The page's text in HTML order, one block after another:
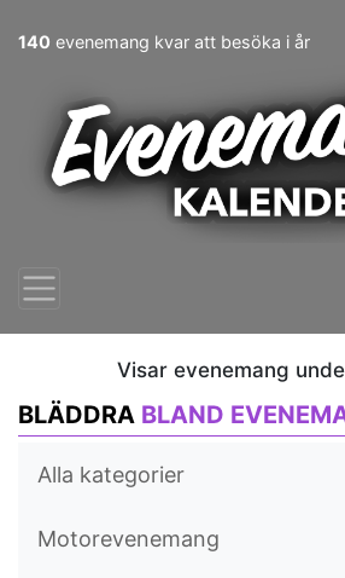
140 evenemang kvar att besöka i år
Visar evenemang
BLÄDDRA BLAND
Alla kategorier
Motorevenemang